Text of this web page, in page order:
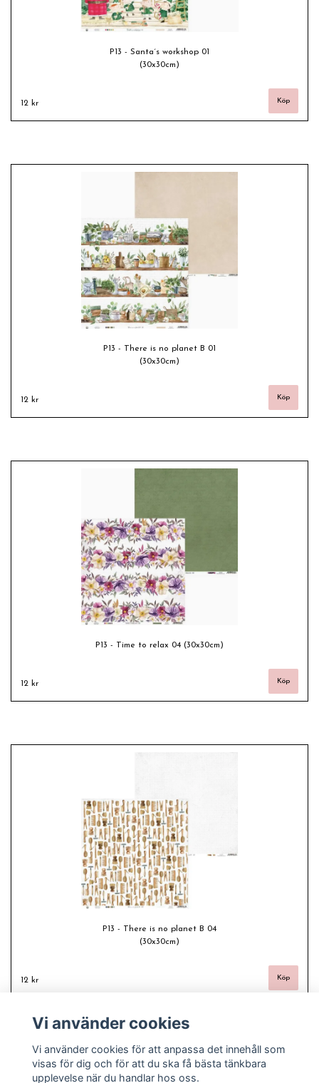
P13 - Santa´s workshop 01
(30x30cm)
12 kr
P13 - There is no planet B 01
(30x30cm)
12 kr
P13 - Time to relax 04 (30x30cm)
12 kr
P13 - There is no planet B 04
(30x30cm)
12 kr
Vi använder cookies
Vi använder cookies för att anpassa det innehåll som
visas för dig och för att du ska få bästa tänkbara
upplevelse när du handlar hos oss.